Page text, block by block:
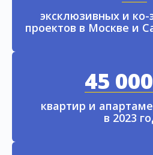
эксклюзивных и
проектов в Москве и
45
квартир и
в 2023